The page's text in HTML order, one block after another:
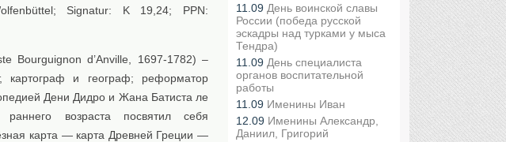
Signatur: K 19,24; PPN:
Bourguignon d’Anville, 1697-1782) –
картограф и географ; реформатор
Дени Дидро и Жана Батиста ле
возраста посвятил себя
карта — карта Древней Греции —
11.09 День воинской славы
России (победа русской
эскадры над турками у мыса
Тендра)
11.09 День специалиста
органов воспитательной
работы
11.09 Именины Иван
12.09 Именины Александр,
Даниил, Григорий